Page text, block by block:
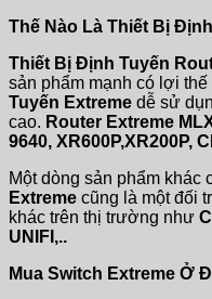
Thế Nào Là Thiết Bị
Thiết Bị Định Tuyến
sản phẩm mạnh có lợi
Tuyến Extreme dễ sử
cao. Router Extreme
9640, XR600P,XR200P,
Một dòng sản phẩm khác
Extreme cũng là một đối
khác trên thị trường như
UNIFI,..
Mua Switch Extreme Ở